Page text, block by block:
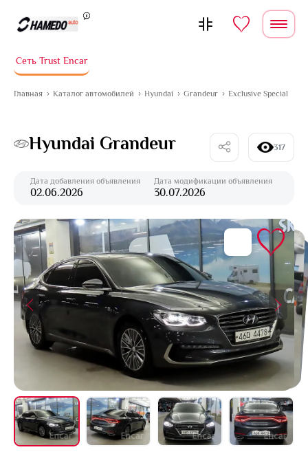
Сеть Trust Encar
Главная Каталог автомобилей Hyundai Grandeur Exclusive Special
Hyundai Grandeur 317
Дата добавления объявления
02.06.2026
Дата модификации объявления
30.07.2026